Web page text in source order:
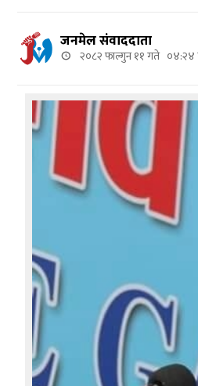
जनमेल संवाददाता
२०८२ फाल्गुन ११ गते